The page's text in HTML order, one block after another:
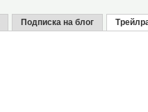
Подписка на блог